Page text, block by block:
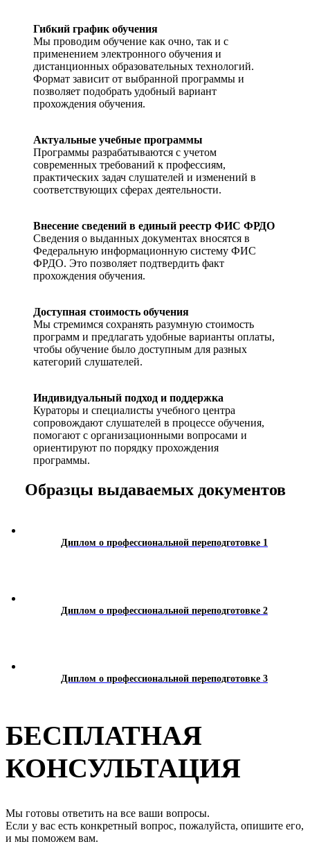
Гибкий график обучения
Мы проводим обучение как очно, так и с
применением электронного обучения и
дистанционных образовательных технологий.
Формат зависит от выбранной программы и
позволяет подобрать удобный вариант
прохождения обучения.
Актуальные учебные программы
Программы разрабатываются с учетом
современных требований к профессиям,
практических задач слушателей и изменений в
соответствующих сферах деятельности.
Внесение сведений в единый реестр ФИС ФРДО
Сведения о выданных документах вносятся в
Федеральную информационную систему ФИС
ФРДО. Это позволяет подтвердить факт
прохождения обучения.
Доступная стоимость обучения
Мы стремимся сохранять разумную стоимость
программ и предлагать удобные варианты оплаты,
чтобы обучение было доступным для разных
категорий слушателей.
Индивидуальный подход и поддержка
Кураторы и специалисты учебного центра
сопровождают слушателей в процессе обучения,
помогают с организационными вопросами и
ориентируют по порядку прохождения
программы.
Образцы выдаваемых документов
Диплом о профессиональной переподготовке 1
Диплом о профессиональной переподготовке 2
Диплом о профессиональной переподготовке 3
БЕСПЛАТНАЯ
КОНСУЛЬТАЦИЯ
Мы готовы ответить на все ваши вопросы.
Если у вас есть конкретный вопрос, пожалуйста, опишите его,
и мы поможем вам.